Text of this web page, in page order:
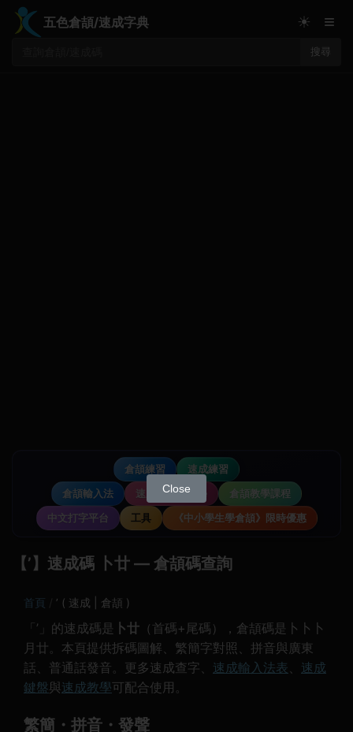
五色倉頡/速成字典
搜尋
☀ ≡
倉頡練習
速成練習
倉頡輸入法
速成輸入法教學
倉頡教學課程
中文打字平台
工具 《中小學生學倉頡》限時優惠
【’】速成碼 卜廿 — 倉頡碼查詢
首頁 ’ ( 速成 | 倉頡 )
「’」的速成碼是 卜廿 （首碼+尾碼），倉頡碼是卜卜卜
月廿。本頁提供拆碼圖解、繁簡字對照、拼音與廣東
話、普通話發音。更多速成查字、 速成輸入法表、 速成
鍵盤與速成教學可配合使用。
繁簡・拼音・發聲
Close